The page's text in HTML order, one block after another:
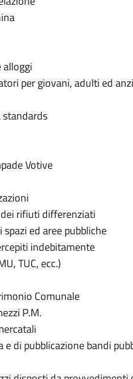
per giovani, adulti ed
standards
Votive
rifiuti differenziati
ed aree pubbliche
indebitamente
TUC, ecc.)
Comunale
P.M.
e di pubblicazione bandi